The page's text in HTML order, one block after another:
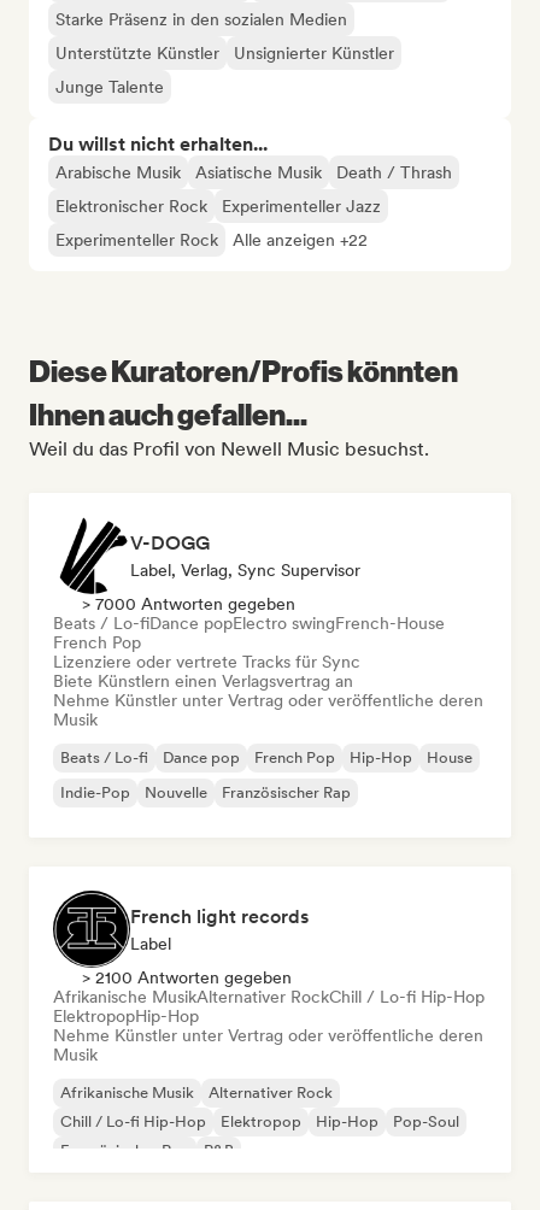
Starke Präsenz in den sozialen Medien
Unterstützte Künstler
Unsignierter Künstler
Junge Talente
Du willst nicht erhalten...
Arabische Musik Asiatische Musik
Death / Thrash
Elektronischer Rock
Experimenteller Jazz
Experimenteller Rock
Alle anzeigen +22
Diese Kuratoren/Profis könnten
Ihnen auch gefallen...
Weil du das Profil von Newell Music besuchst.
V-DOGG
Label, Verlag, Sync Supervisor
> 7000 Antworten gegeben
Beats / Lo-fiDance popElectro swingFrench-House
French Pop
Lizenziere oder vertrete Tracks für Sync
Biete Künstlern einen Verlagsvertrag an
Nehme Künstler unter Vertrag oder veröffentliche deren
Musik
Beats / Lo-fi Dance pop French Pop Hip-Hop
House
Indie-Pop
Nouvelle Französischer Rap
French light records
Label
> 2100 Antworten gegeben
Afrikanische MusikAlternativer RockChill / Lo-fi Hip-Hop
ElektropopHip-Hop
Nehme Künstler unter Vertrag oder veröffentliche deren
Musik
Afrikanische Musik
Alternativer Rock
Chill / Lo-fi Hip-Hop
Elektropop Hip-Hop
Pop-Soul
Französischer Rap
R&B